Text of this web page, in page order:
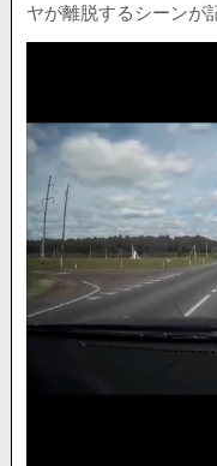
ヤが離脱するシーンが